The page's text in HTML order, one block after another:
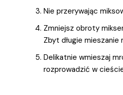
Nie przerywając
Zmniejsz obroty
Zbyt długie
Delikatnie wmieszaj
rozprowadzić w